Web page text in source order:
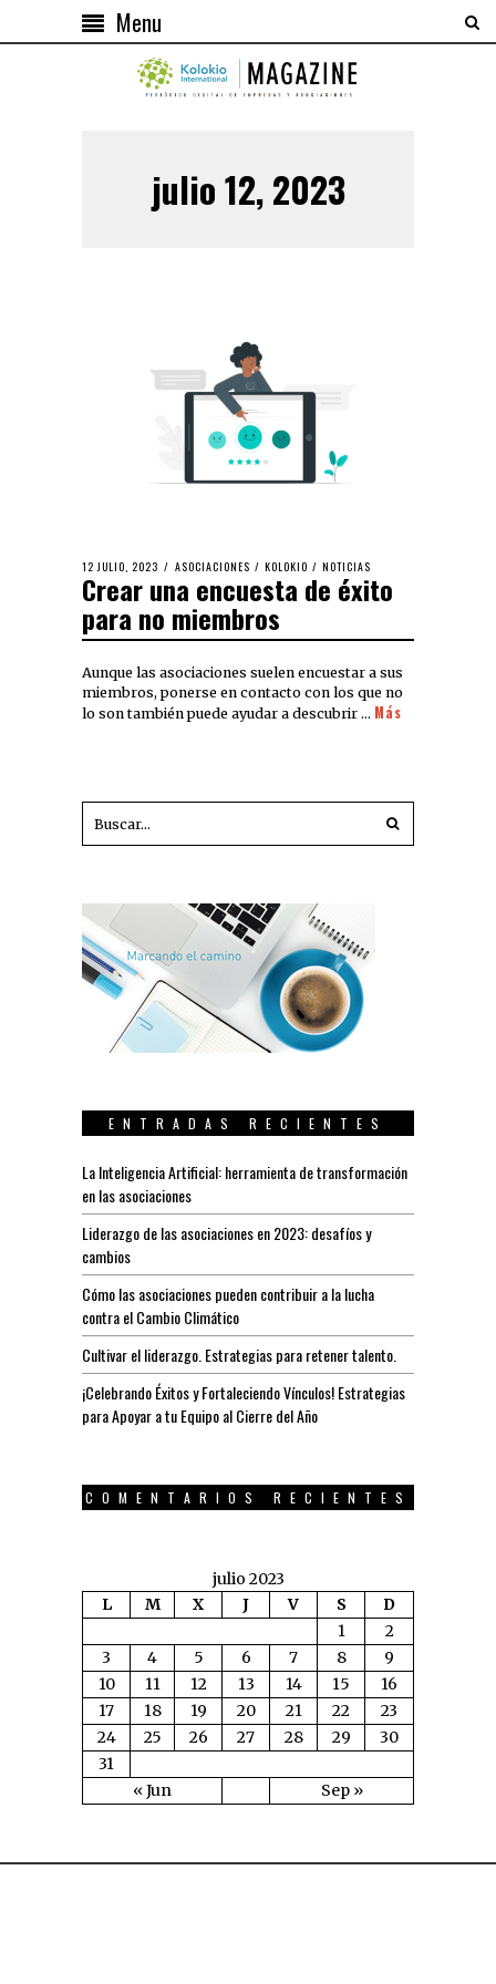
Menu
julio 12, 2023
12 JULIO, 2023 ASOCIACIONES / KOLOKIO / NOTICIAS
Crear una encuesta de éxito
para no miembros
Aunque las asociaciones suelen encuestar a sus
miembros, ponerse en contacto con los que no
lo son también puede ayudar a descubrir … Más
ENTRADAS RECIENTES
La Inteligencia Artificial: herramienta de transformación
en las asociaciones
Liderazgo de las asociaciones en 2023: desafíos y
cambios
Cómo las asociaciones pueden contribuir a la lucha
contra el Cambio Climático
Cultivar el liderazgo. Estrategias para retener talento.
¡Celebrando Éxitos y Fortaleciendo Vínculos! Estrategias
para Apoyar a tu Equipo al Cierre del Año
COMENTARIOS RECIENTES
julio 2023
L
M X J V S D
« Jun Sep »
1
2
3
4 5 6 7 8
9
10
11 12 13 14 15
16
17
18 19 20 21 22
23
24
25 26 27 28 29
30
31